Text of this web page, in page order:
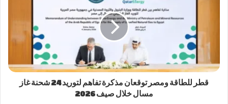
قطر للطاقة ومصر توقعان مذكرة تفاهم لتوريد 24 شحنة غاز
مسال خلال صيف 2026